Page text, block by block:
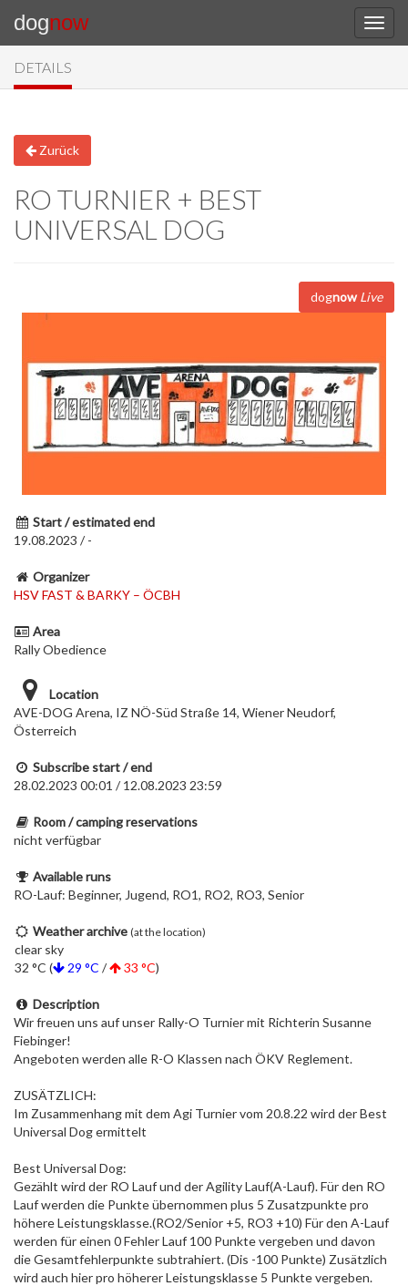
dognow
DETAILS
Zurück
RO TURNIER + BEST
UNIVERSAL DOG
dognow Live
Start / estimated end
19.08.2023 / -
Organizer
HSV FAST & BARKY – ÖCBH
Area
Rally Obedience
Location
AVE-DOG Arena, IZ NÖ-Süd Straße 14, Wiener Neudorf,
Österreich
Subscribe start / end
28.02.2023 00:01 / 12.08.2023 23:59
Room / camping reservations
nicht verfügbar
Available runs
RO-Lauf: Beginner, Jugend, RO1, RO2, RO3, Senior
Weather archive (at the location)
clear sky
32 °C (
29 °C / 33 °C)
Description
Wir freuen uns auf unser Rally-O Turnier mit Richterin Susanne
Fiebinger!
Angeboten werden alle R-O Klassen nach ÖKV Reglement.
ZUSÄTZLICH:
Im Zusammenhang mit dem Agi Turnier vom 20.8.22 wird der Best
Universal Dog ermittelt
Best Universal Dog:
Gezählt wird der RO Lauf und der Agility Lauf(A-Lauf). Für den RO
Lauf werden die Punkte übernommen plus 5 Zusatzpunkte pro
höhere Leistungsklasse.(RO2/Senior +5, RO3 +10) Für den A-Lauf
werden für einen 0 Fehler Lauf 100 Punkte vergeben und davon
die Gesamtfehlerpunkte subtrahiert. (Dis -100 Punkte) Zusätzlich
wird auch hier pro höherer Leistungsklasse 5 Punkte vergeben.